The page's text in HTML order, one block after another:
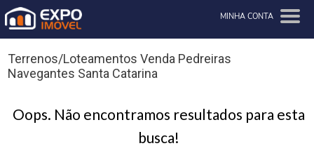
MINHA CONTA
Terrenos/Loteamentos Venda Pedreiras
Navegantes Santa Catarina
Oops. Não encontramos resultados para esta
busca!